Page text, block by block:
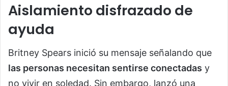
Aislamiento disfrazado de
ayuda
Britney Spears inició su mensaje señalando que
las personas necesitan sentirse conectadas y
no vivir en soledad. Sin embargo, lanzó una